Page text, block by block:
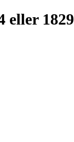
eller 1829